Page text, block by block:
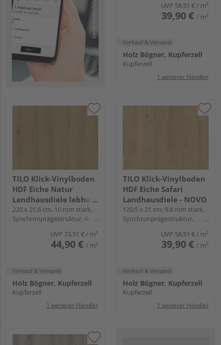
UVP 58,51 €/ m²
39,90 € / m²
Verkauf & Versand
Holz Bögner, Kupferzell
Kupferzell
1 weiterer Händler
TILO Klick-Vinylboden
HDF Eiche Natur
Landhausdiele lebhaft
- ELITO TREND
220 x 21,6 cm, 10 mm stark,
Synchronprägestruktur, 4-
UVP 73,51 €/ m²
44,90 € / m²
Verkauf & Versand
Holz Bögner, Kupferzell
Kupferzell
1 weiterer Händler
TILO Klick-Vinylboden
HDF Eiche Safari
Landhausdiele - NOVO
120,5 x 21 cm, 9,8 mm stark,
Synchronprägestruktur,
UVP 58,51 €/ m²
39,90 € / m²
Verkauf & Versand
Holz Bögner, Kupferzell
Kupferzell
1 weiterer Händler